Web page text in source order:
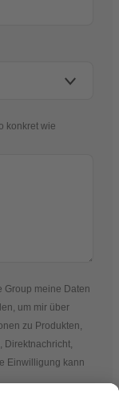
konkret wie
Group meine Daten
um mir über
zu Produkten,
Direktnachricht,
Einwilligung kann